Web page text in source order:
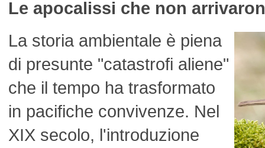
Le apocalissi che non
La storia ambientale è piena
di presunte "catastrofi aliene"
che il tempo ha trasformato
in pacifiche convivenze. Nel
XIX secolo, l'introduzione